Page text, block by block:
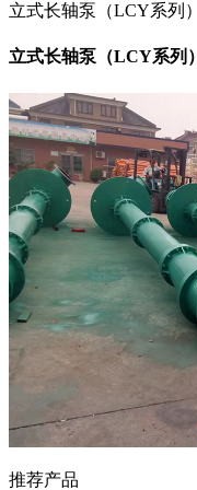
立式长轴泵（LCY系列）
立式长轴泵（LCY系列）
推荐产品